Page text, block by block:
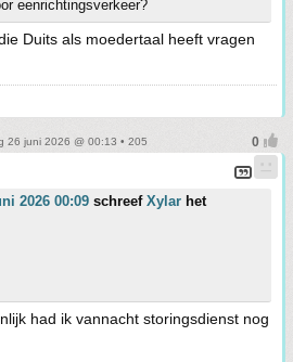
eenrichtingsverkeer?
Duits als moedertaal heeft vragen
26 juni 2026 @ 00:13 • 205
2026 00:09 schreef Xylar het
had ik vannacht storingsdienst nog